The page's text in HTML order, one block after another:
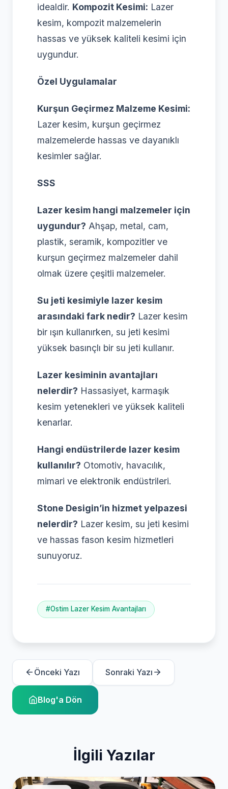
idealdir. Kompozit Kesimi: Lazer
kesim, kompozit malzemelerin
hassas ve yüksek kaliteli kesimi için
uygundur.
Özel Uygulamalar
Kurşun Geçirmez Malzeme Kesimi:
Lazer kesim, kurşun geçirmez
malzemelerde hassas ve dayanıklı
kesimler sağlar.
SSS
Lazer kesim hangi malzemeler için
uygundur? Ahşap, metal, cam,
plastik, seramik, kompozitler ve
kurşun geçirmez malzemeler dahil
olmak üzere çeşitli malzemeler.
Su jeti kesimiyle lazer kesim
arasındaki fark nedir? Lazer kesim
bir ışın kullanırken, su jeti kesimi
yüksek basınçlı bir su jeti kullanır.
Lazer kesiminin avantajları
nelerdir? Hassasiyet, karmaşık
kesim yetenekleri ve yüksek kaliteli
kenarlar.
Hangi endüstrilerde lazer kesim
kullanılır? Otomotiv, havacılık,
mimari ve elektronik endüstrileri.
Stone Desigin’in hizmet yelpazesi
nelerdir? Lazer kesim, su jeti kesimi
ve hassas fason kesim hizmetleri
sunuyoruz.
#Ostim Lazer Kesim Avantajları
Önceki Yazı Sonraki Yazı
Blog'a Dön
İlgili Yazılar